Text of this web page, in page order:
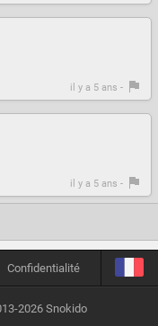
il y a 5 ans -
il y a 5 ans -
Confidentialité
2026 Snokido